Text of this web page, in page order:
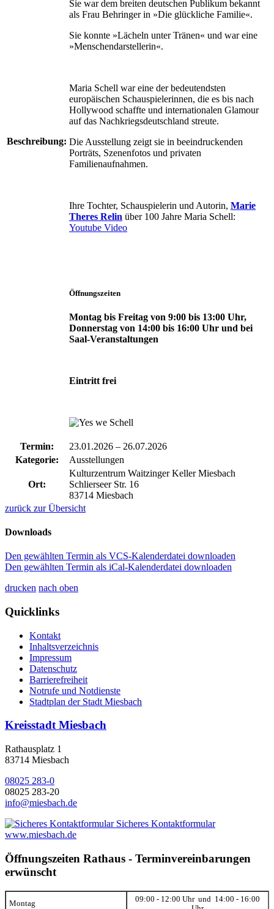
Beschreibung:
Sie war dem breiten deutschen Publikum bekannt
als Frau Behringer in »Die glückliche Familie«.
Sie konnte »Lächeln unter Tränen« und war eine
»Menschendarstellerin«.
Maria Schell war eine der bedeutendsten
europäischen Schauspielerinnen, die es bis nach
Hollywood schaffte und internationalen Glamour
auf das Nachkriegsdeutschland streute.
Die Ausstellung zeigt sie in beeindruckenden
Porträts, Szenenfotos und privaten
Familienaufnahmen.
Ihre Tochter, Schauspielerin und Autorin, Marie
Theres Relin über 100 Jahre Maria Schell:
Youtube Video
Öffnungszeiten
Montag bis Freitag von 9:00 bis 13:00 Uhr,
Donnerstag von 14:00 bis 16:00 Uhr und bei
Saal-Veranstaltungen
Eintritt frei
Termin: 23.01.2026 – 26.07.2026
Kategorie:
Ausstellungen
Ort:
Kulturzentrum Waitzinger Keller Miesbach
Schlierseer Str. 16
83714 Miesbach
zurück zur Übersicht
Downloads
Den gewählten Termin als VCS-Kalenderdatei downloaden
Den gewählten Termin als iCal-Kalenderdatei downloaden
drucken nach oben
Quicklinks
Kontakt
Inhaltsverzeichnis
Impressum
Datenschutz
Barrierefreiheit
Notrufe und Notdienste
Stadtplan der Stadt Miesbach
Kreisstadt Miesbach
Rathausplatz 1
83714 Miesbach
08025 283-0
08025 283-20
info@miesbach.de
Sicheres Kontaktformular
www.miesbach.de
Öffnungszeiten Rathaus - Terminvereinbarungen
erwünscht
Montag
09:00 - 12:00 Uhr und 14:00 - 16:00